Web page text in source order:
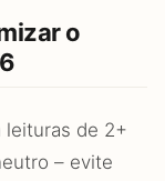
o
leituras de 2+
– evite